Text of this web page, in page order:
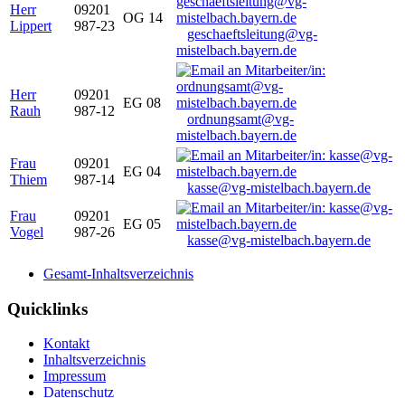
Herr
Lippert
09201
987-23
OG 14
geschaeftsleitung@vg-
mistelbach.bayern.de
Herr
Rauh
09201
987-12
EG 08
ordnungsamt@vg-
mistelbach.bayern.de
Frau
Thiem
09201
987-14
EG 04
kasse@vg-mistelbach.bayern.de
Frau
Vogel
09201
987-26
EG 05
kasse@vg-mistelbach.bayern.de
Gesamt-Inhaltsverzeichnis
Quicklinks
Kontakt
Inhaltsverzeichnis
Impressum
Datenschutz